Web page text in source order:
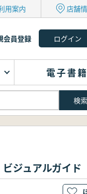
用案内 店舗
会員登録
電子書籍
ジュアルガイド